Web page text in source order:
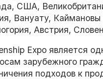
США,
Вануату,
Австрия,
Expo является
зарубежного
подходов к